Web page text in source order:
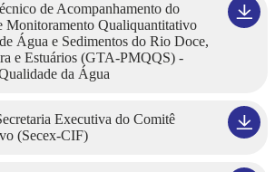
de Acompanhamento do
Monitoramento Qualiquantitativo
Água e Sedimentos do Rio Doce,
e Estuários (GTA-PMQQS) -
da Água
Executiva do Comitê
(Secex-CIF)